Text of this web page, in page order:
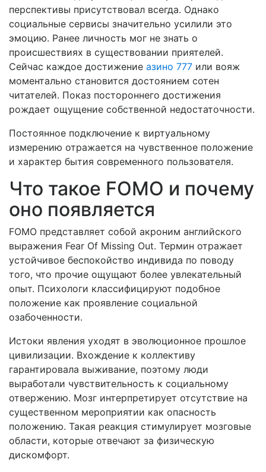
перспективы присутствовал всегда. Однако
социальные сервисы значительно усилили это
эмоцию. Ранее личность мог не знать о
происшествиях в существовании приятелей.
Сейчас каждое достижение азино 777 или вояж
моментально становится достоянием сотен
читателей. Показ постороннего достижения
рождает ощущение собственной недостаточности.
Постоянное подключение к виртуальному
измерению отражается на чувственное положение
и характер бытия современного пользователя.
Что такое FOMO и почему
оно появляется
FOMO представляет собой акроним английского
выражения Fear Of Missing Out. Термин отражает
устойчивое беспокойство индивида по поводу
того, что прочие ощущают более увлекательный
опыт. Психологи классифицируют подобное
положение как проявление социальной
озабоченности.
Истоки явления уходят в эволюционное прошлое
цивилизации. Вхождение к коллективу
гарантировала выживание, поэтому люди
выработали чувствительность к социальному
отвержению. Мозг интерпретирует отсутствие на
существенном мероприятии как опасность
положению. Такая реакция стимулирует мозговые
области, которые отвечают за физическую
дискомфорт.